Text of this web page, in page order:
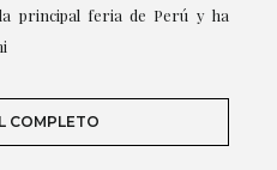
principal feria de Perú y ha
COMPLETO